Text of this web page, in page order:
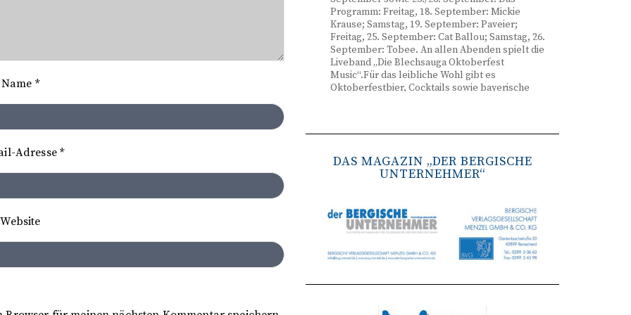
Name *
Adresse*
Website
Programm: Freitag, 18. September: Mickie
Krause; Samstag, 19. September: Paveier;
Freitag, 25. September: Cat Ballou; Samstag, 26.
September: Tobee. An allen Abenden spielt die
Liveband „Die Blechsauga Oktoberfest
Music“.Für das leibliche Wohl gibt es
Oktoberfestbier, Cocktails sowie bayerische
www.bergisches-oktoberfest.de sowie über die
Remscheid stärkt Krisenvorsorge
Remscheid trainieren Krisenstabsarbeit am
Institut der Feuerwehr NRW in Münster.
Wie funktioniert die Zusammenarbeit im
Krisenfall? Welche Entscheidungen müssen
unter Zeitdruck getroffen werden? Und wie
bestmöglich geschützt werden? Mit diesen und
Mitarbeitende der Stadt Remscheid Ende Juni in
DAS MAGAZIN „DER BERGISCHE
UNTERNEHMER“